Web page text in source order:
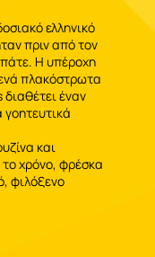
ελληνικό
πριν από τον
πάτε. Η υπέροχη
πλακόστρωτα
έναν
και
το χρόνο, φρέσκα
φιλόξενο